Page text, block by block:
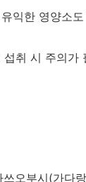
익한 영양소
취 시 주의가
오부시(가다